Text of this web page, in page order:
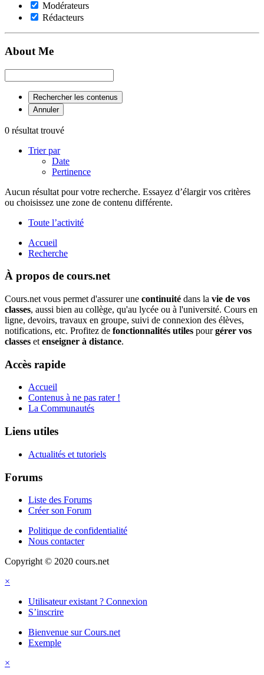
Modérateurs
Rédacteurs
About Me
Rechercher les contenus
Annuler
0 résultat trouvé
Trier par
Date
Pertinence
Aucun résultat pour votre recherche. Essayez d’élargir vos critères
ou choisissez une zone de contenu différente.
Toute l’activité
Accueil
Recherche
À propos de cours.net
Cours.net vous permet d'assurer une continuité dans la vie de vos
classes, aussi bien au collège, qu'au lycée ou à l'université. Cours en
ligne, devoirs, travaux en groupe, suivi de connexion des élèves,
notifications, etc. Profitez de fonctionnalités utiles pourgérer vos
classes et enseigner à distance.
Accès rapide
Accueil
Contenus à ne pas rater !
La Communautés
Liens utiles
Actualités et tutoriels
Forums
Liste des Forums
Créer son Forum
Politique de confidentialité
Nous contacter
Copyright © 2020 cours.net
×
Utilisateur existant ? Connexion
S’inscrire
Bienvenue sur Cours.net
Exemple
×